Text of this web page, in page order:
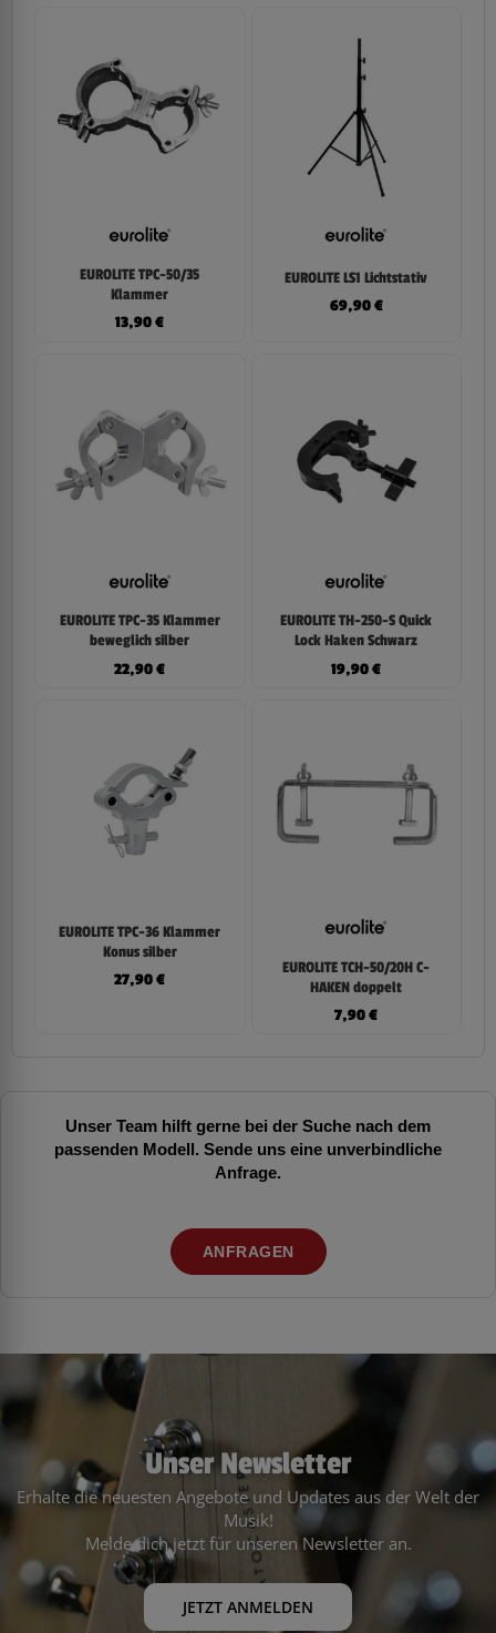
EUROLITE TPC-50/35
Klammer
13,90€
EUROLITE LS1 Lichtstativ
69,90€
EUROLITE TPC-35 Klammer
beweglich silber
22,90€
EUROLITE TH-250-S Quick
Lock Haken Schwarz
19,90€
EUROLITE TPC-36 Klammer
Konus silber
27,90€
EUROLITE TCH-50/20H C-
HAKEN doppelt
7,90€
Unser Team hilft gerne bei der Suche nach dem
passenden Modell. Sende uns eine unverbindliche
Anfrage.
ANFRAGEN
Unser Newsletter
Erhalte die neuesten Angebote und Updates aus der Welt der
Musik!
Melde dich jetzt für unseren Newsletter an.
JETZT ANMELDEN